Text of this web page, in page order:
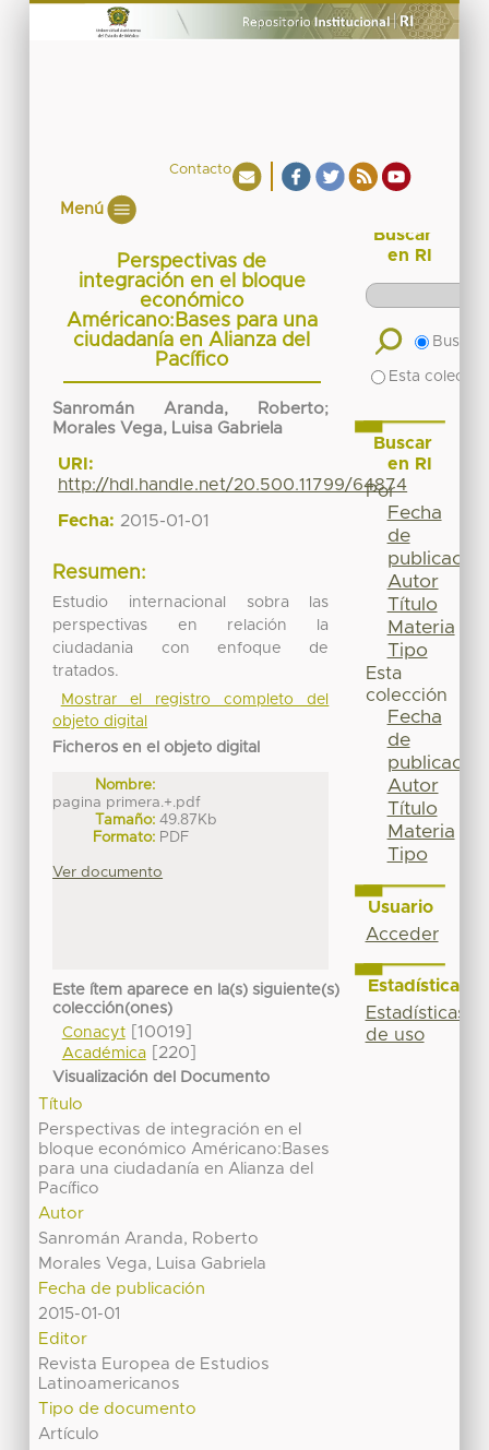
Contacto
Menú
Perspectivas de
integración en el bloque
económico
Américano:Bases para una
ciudadanía en Alianza del
Pacífico
Sanromán Aranda, Roberto;
Morales Vega, Luisa Gabriela
URI:
http://hdl.handle.net/20.500.11799/64874
Fecha: 2015-01-01
Resumen:
Estudio internacional sobra las
perspectivas en relación la
ciudadania con enfoque de
tratados.
Mostrar el registro completo del
objeto digital
Ficheros en el objeto digital
Nombre:
pagina primera.+.pdf
Tamaño: 49.87Kb
Formato: PDF
Ver documento
Este ítem aparece en la(s) siguiente(s)
colección(ones)
Conacyt[10019]
Académica[220]
Visualización del Documento
Título
Perspectivas de integración en el
bloque económico Américano:Bases
para una ciudadanía en Alianza del
Pacífico
Autor
Sanromán Aranda, Roberto
Morales Vega, Luisa Gabriela
Fecha de publicación
2015-01-01
Editor
Revista Europea de Estudios
Latinoamericanos
Tipo de documento
Artículo
Buscar
en RI
Buscar
Esta
Buscar
en RI
Por
Fecha
de
publicación
Autor
Título
Materia
Tipo
Esta
colección
Fecha
de
publicación
Autor
Título
Materia
Tipo
Usuario
Acceder
Estadísticas
Estadísticas
de uso